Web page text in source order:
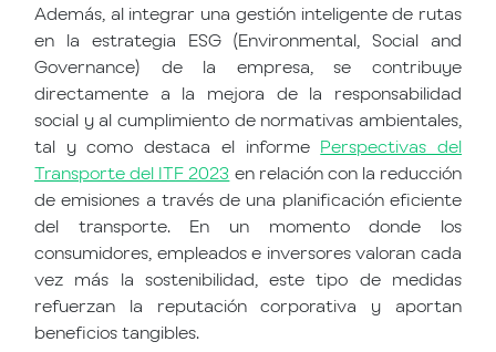
Además, al integrar una gestión inteligente de rutas
en la estrategia ESG (Environmental, Social and
Governance) de la empresa, se contribuye
directamente a la mejora de la responsabilidad
social y al cumplimiento de normativas ambientales,
tal y como destaca el informe Perspectivas del
Transporte del ITF 2023 en relación con la reducción
de emisiones a través de una planificación eficiente
del transporte. En un momento donde los
consumidores, empleados e inversores valoran cada
vez más la sostenibilidad, este tipo de medidas
refuerzan la reputación corporativa y aportan
beneficios tangibles.